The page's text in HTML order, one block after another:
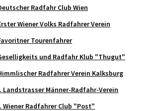
Radfahr Club Wien
Wiener Volks Radfahrer Verein
Tourenfahrer
und Radfahr Klub "Thugut"
Radfahrer Verein Kalksburg
Landstrasser Männer-Radfahr-Verein
Wiener Radfahrer Club "Post"